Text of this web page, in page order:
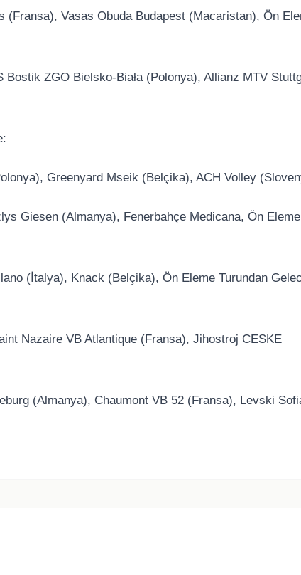
(Fransa), Vasas Obuda Budapest (Macaristan), Ön
ZGO Bielsko-Biała (Polonya), Allianz MTV
Greenyard Mseik (Belçika), ACH Volley
Giesen (Almanya), Fenerbahçe Medicana, Ön Eleme
(İtalya), Knack (Belçika), Ön Eleme Turundan
Nazaire VB Atlantique (Fransa), Jihostroj CESKE
(Almanya), Chaumont VB 52 (Fransa), Levski